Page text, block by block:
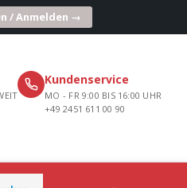
/ Anmelden →
Kundenservice
MO - FR 9:00 BIS 16:00 UHR
+49 2451 611 00 90